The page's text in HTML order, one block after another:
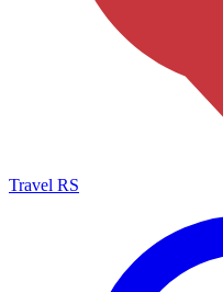
Travel RS